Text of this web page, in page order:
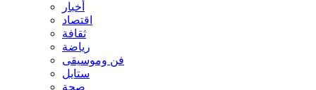
أخبار
اقتصاد
ثقافة
رياضة
فن وموسيقى
ستايل
صحة